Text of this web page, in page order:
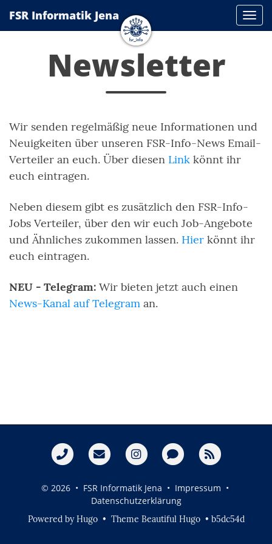
FSR Informatik Jena
Newsletter
Wir senden regelmäßig neue Informationen und
Neuigkeiten über unseren FSR-Info-News Email-
Verteiler an euch. Über diesen Link könnt ihr
euch eintragen.
Neben diesem gibt es zusätzlich den FSR-Info-
Jobs Verteiler, über den wir euch Job-Angebote
und Ähnliches zukommen lassen. Hier könnt ihr
euch eintragen.
NEU - Telegram: Wir bieten jetzt auch einen
News-Kanal auf Telegram an.
© 2026 • FSR Informatik Jena • Impressum •
Datenschutzerklärung
Powered byHugo• Theme Beautiful Hugo• b5dc54d